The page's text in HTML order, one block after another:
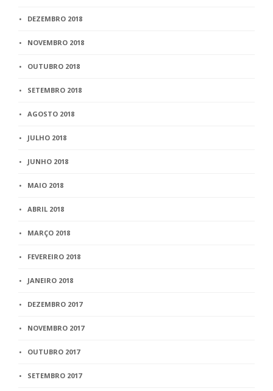
DEZEMBRO 2018
NOVEMBRO 2018
OUTUBRO 2018
SETEMBRO 2018
AGOSTO 2018
JULHO 2018
JUNHO 2018
MAIO 2018
ABRIL 2018
MARÇO 2018
FEVEREIRO 2018
JANEIRO 2018
DEZEMBRO 2017
NOVEMBRO 2017
OUTUBRO 2017
SETEMBRO 2017